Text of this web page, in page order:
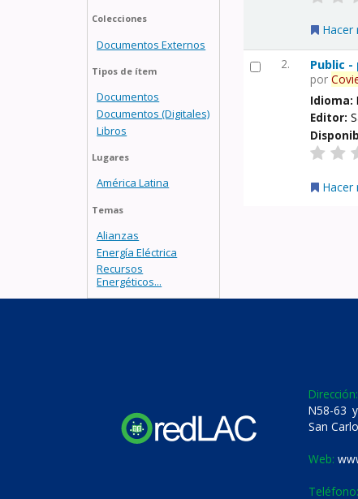
Colecciones
Documentos Externos
Tipos de ítem
Documentos
Documentos (Digitales)
Libros
Lugares
América Latina
Temas
Alianzas
Energía Eléctrica
Recursos
Energéticos...
Hacer
2. Public
por
Idioma:
Editor:
Hacer
Dirección:
N58-63
San
Web:
Teléfono: